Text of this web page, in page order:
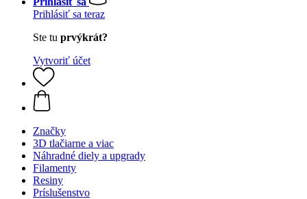
Prihlásiť sa teraz
Ste tu prvýkrát?
Vytvoriť účet
Značky
3D tlačiarne a viac
Náhradné diely a upgrady
Filamenty
Resiny
Príslušenstvo